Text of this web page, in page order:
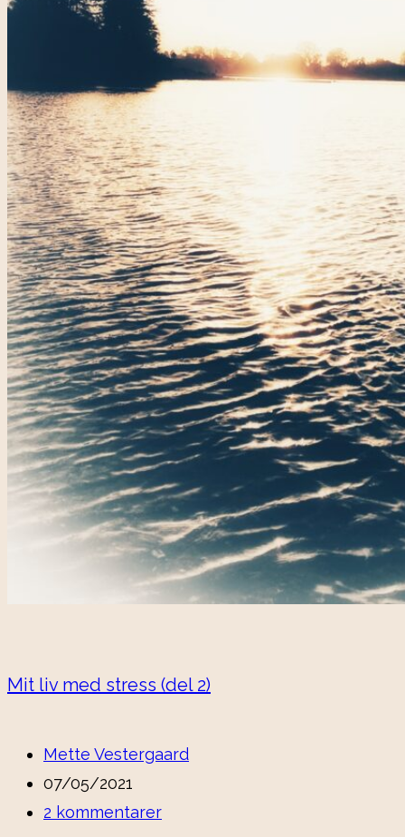
Mit liv med stress (del 2)
Post
author:
Mette Vestergaard
Post
published:
07/05/2021
Post
2 kommentarer